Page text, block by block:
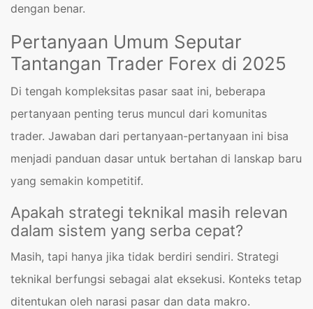
dengan benar.
Pertanyaan Umum Seputar
Tantangan Trader Forex di 2025
Di tengah kompleksitas pasar saat ini, beberapa
pertanyaan penting terus muncul dari komunitas
trader. Jawaban dari pertanyaan-pertanyaan ini bisa
menjadi panduan dasar untuk bertahan di lanskap baru
yang semakin kompetitif.
Apakah strategi teknikal masih relevan
dalam sistem yang serba cepat?
Masih, tapi hanya jika tidak berdiri sendiri. Strategi
teknikal berfungsi sebagai alat eksekusi. Konteks tetap
ditentukan oleh narasi pasar dan data makro.